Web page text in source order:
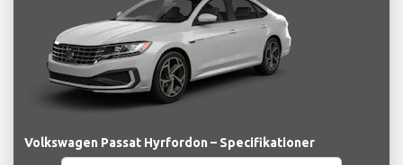
Volkswagen Passat Hyrfordon – Specifikationer